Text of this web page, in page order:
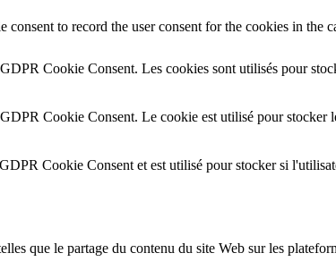
consent to record the user consent for the cookies in the
Cookie Consent. Les cookies sont utilisés pour
Cookie Consent. Le cookie est utilisé pour stocker
Cookie Consent et est utilisé pour stocker si
que le partage du contenu du site Web sur les